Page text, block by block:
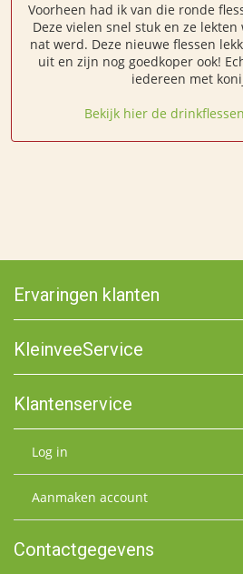
Voorheen had ik van die ronde
Deze vielen snel stuk en ze
nat werd. Deze nieuwe flessen
uit en zijn nog goedkoper ook!
iedereen met
Bekijk hier de
Ervaringen klanten
KleinveeService
Klantenservice
Log in
Aanmaken account
Contactgegevens